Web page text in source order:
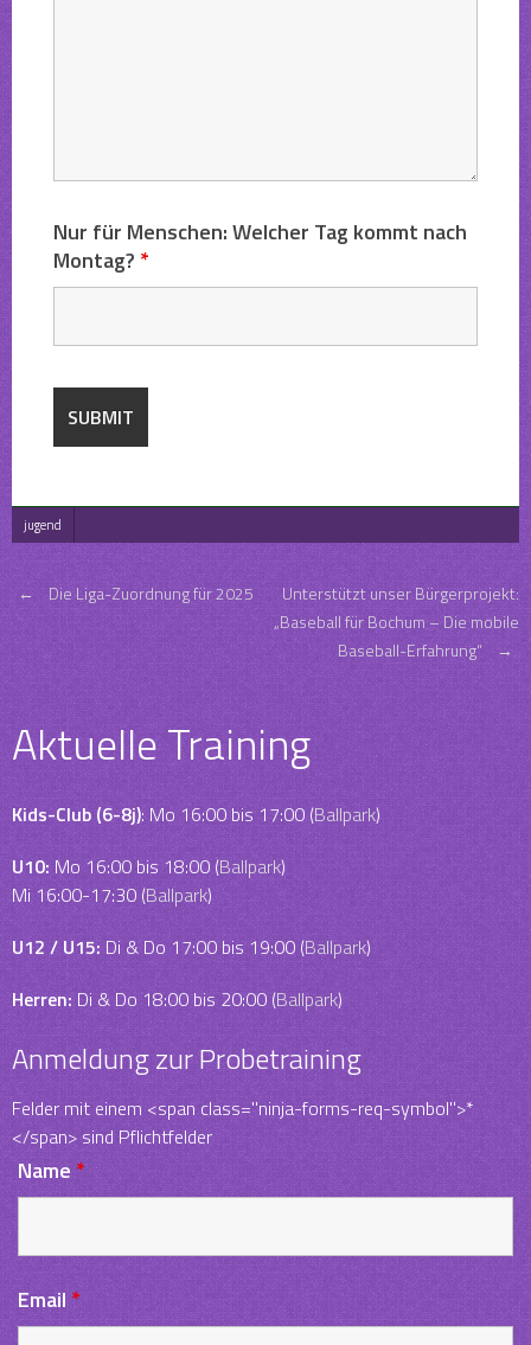
Nur für Menschen: Welcher Tag kommt nach
Montag? *
jugend
Post
navigation
← Die Liga-Zuordnung für 2025
Unterstützt unser Bürgerprojekt:
„Baseball für Bochum – Die mobile
Baseball-Erfahrung“
→
Aktuelle Training
Kids-Club (6-8j): Mo 16:00 bis 17:00 (Ballpark)
U10: Mo 16:00 bis 18:00 (Ballpark)
Mi 16:00-17:30 (Ballpark)
U12 / U15: Di & Do 17:00 bis 19:00 (Ballpark)
Herren:Di & Do 18:00 bis 20:00 (Ballpark)
Anmeldung zur Probetraining
Felder mit einem <span class="ninja-forms-req-symbol">*
</span> sind Pflichtfelder
Name *
Email*